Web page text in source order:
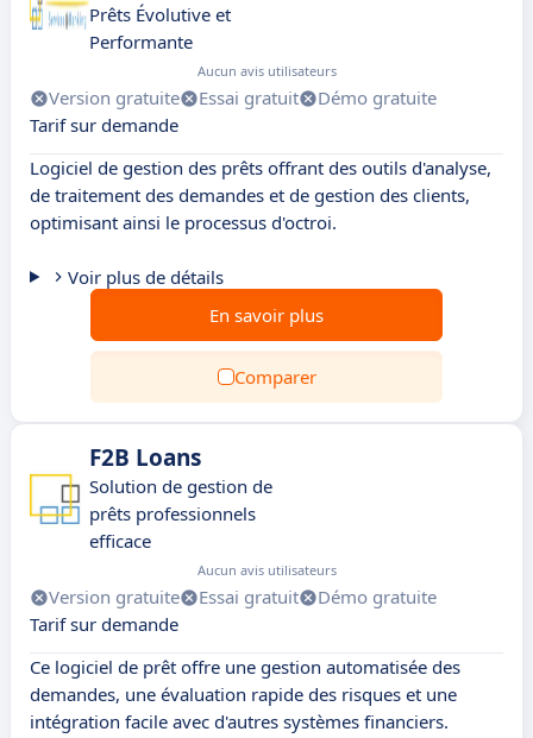
Prêts Évolutive et
Performante
Aucun avis utilisateurs
Version gratuite Essai gratuit
Démo gratuite
Tarif sur demande
Logiciel de gestion des prêts offrant des outils d'analyse,
de traitement des demandes et de gestion des clients,
optimisant ainsi le processus d'octroi.
Voir plus de détails
En savoir plus
Comparer
F2B Loans
Solution de gestion de
prêts professionnels
efficace
Aucun avis utilisateurs
Version gratuite Essai gratuit
Démo gratuite
Tarif sur demande
Ce logiciel de prêt offre une gestion automatisée des
demandes, une évaluation rapide des risques et une
intégration facile avec d'autres systèmes financiers.